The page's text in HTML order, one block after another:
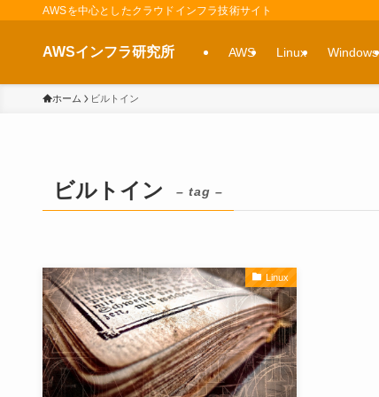
AWSを中心としたクラウドインフラ技術サイト
AWSインフラ研究所 AWS Linux Windows
ホーム ビルトイン
ビルトイン – tag –
Linux